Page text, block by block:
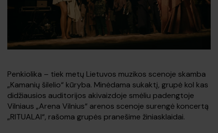
Penkiolika – tiek metų Lietuvos muzikos scenoje skamba
„Kamanių šilelio“ kūryba. Minėdama sukaktį, grupė kol kas
didžiausios auditorijos akivaizdoje smėliu padengtoje
Vilniaus „Arena Vilnius“ arenos scenoje surengė koncertą
„RITUALAI“, rašoma grupės pranešime žiniasklaidai.